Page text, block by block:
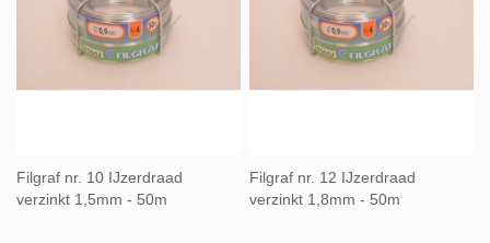
Filgraf nr. 10 IJzerdraad
verzinkt 1,5mm - 50m
Filgraf nr. 12 IJzerdraad
verzinkt 1,8mm - 50m